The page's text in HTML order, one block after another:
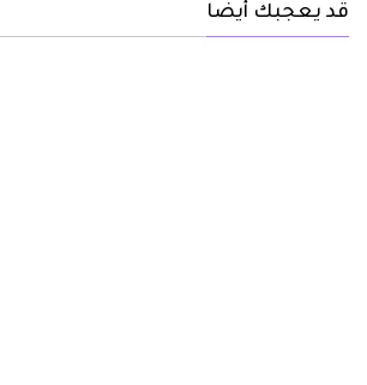
قد يعجبك أيضا